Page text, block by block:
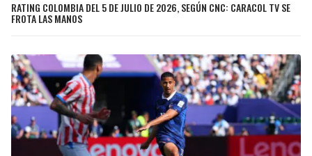
RATING COLOMBIA DEL 5 DE JULIO DE 2026, SEGÚN CNC: CARACOL TV SE
FROTA LAS MANOS